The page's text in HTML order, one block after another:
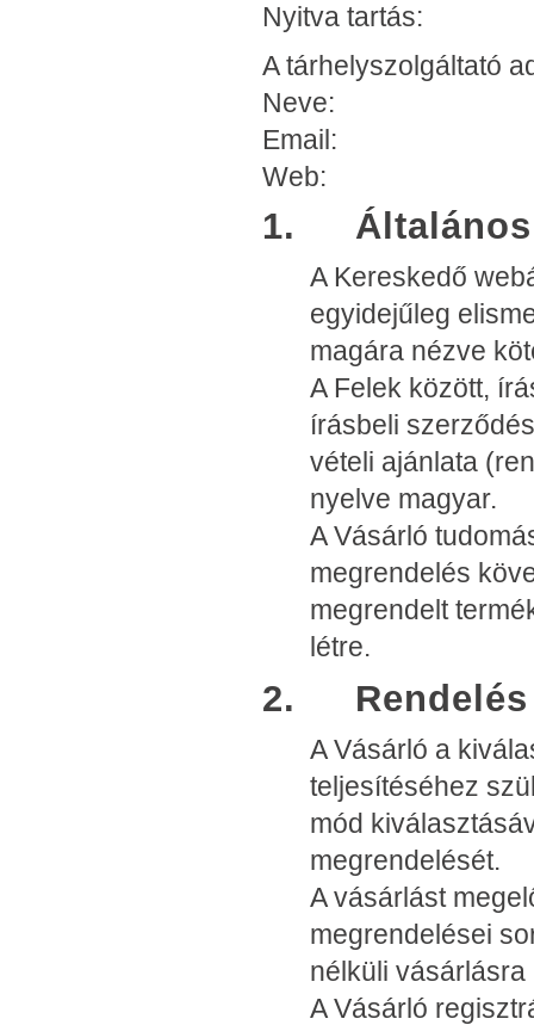
Nyitva tartás: H-
A tárhelyszolgáltató
Neve:
Email:
Web:
1. Általános
A Kereskedő
egyidejűleg
magára nézve
A Felek között,
írásbeli
vételi ajánlata
nyelve magyar.
A Vásárló
megrendelés
megrendelt
létre.
2. Rendelés
A Vásárló a
teljesítéséhez
mód
megrendelését.
A vásárlást
megrendelései
nélküli
A Vásárló